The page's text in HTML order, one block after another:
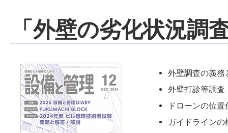
「外壁の劣化状況調
外壁調査の義務
外壁打診等調査
ドローンの位置
ガイドラインの